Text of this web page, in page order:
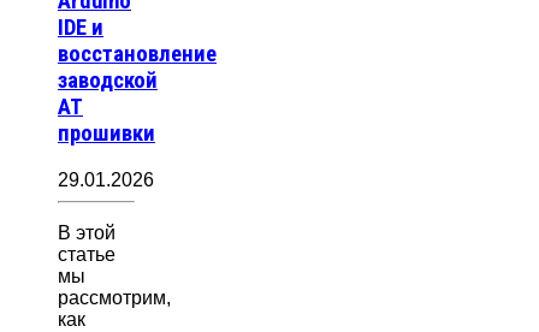
IDE и
восстановление
заводской
AT
прошивки
29.01.2026
В этой
статье
мы
рассмотрим,
как